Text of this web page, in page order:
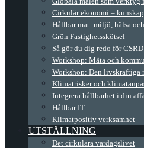
Cirkulär ekonomi –
Hållbar mat: miljö, hälsa
Grön Fastighetsskötsel
Så gör du dig redo för
Workshop: Mäta och
Workshop: Den
Klimatrisker och
Integrera hållbarhet i din
Hållbar IT
Klimatpositiv verksamhet
UTSTÄLLNING
Det cirkulära vardagslivet